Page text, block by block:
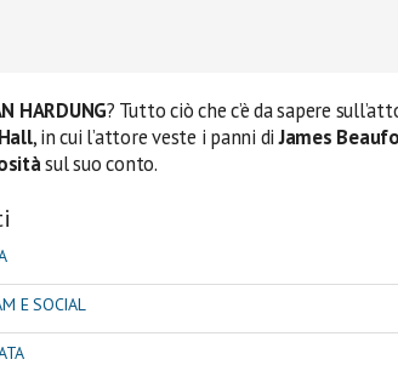
HARDUNG? Tutto ciò che c’è da sapere
, in cui l’attore veste i panni diJames
sul suo conto.
E SOCIAL